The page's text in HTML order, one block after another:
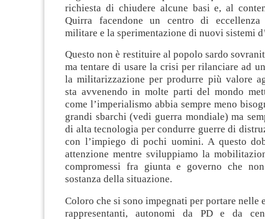
richiesta di chiudere alcune basi e, al
Quirra facendone un centro di eccellenza
militare e la sperimentazione di nuovi sistemi
Questo non è restituire al popolo sardo
ma tentare di usare la crisi per rilanciare ad
la militarizzazione per produrre più valore
sta avvenendo in molte parti del mondo
come l’imperialismo abbia sempre meno
grandi sbarchi (vedi guerra mondiale) ma
di alta tecnologia per condurre guerre di
con l’impiego di pochi uomini. A questo
attenzione mentre sviluppiamo la
compromessi fra giunta e governo che
sostanza della situazione.
Coloro che si sono impegnati per portare nelle
rappresentanti, autonomi da PD e da